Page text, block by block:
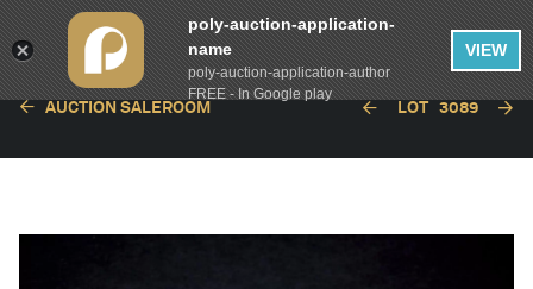
AUCTION SALEROOM LOT 3089
poly-auction-application-
name
poly-auction-application-author
FREE - In Google play
VIEW